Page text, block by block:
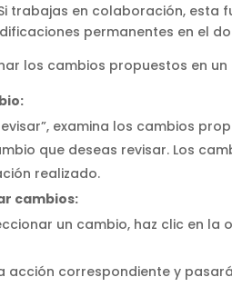
trabajas en colaboración,
permanentes en el
los cambios propuestos en
examina los cambios
que deseas revisar. Los
realizado.
cambios:
un cambio, haz clic en la
acción correspondiente y